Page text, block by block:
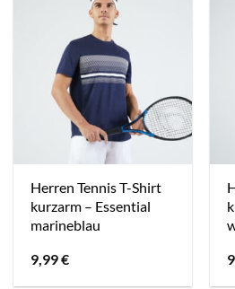
Herren Tennis T-Shirt
kurzarm – Essential
marineblau
9,99€